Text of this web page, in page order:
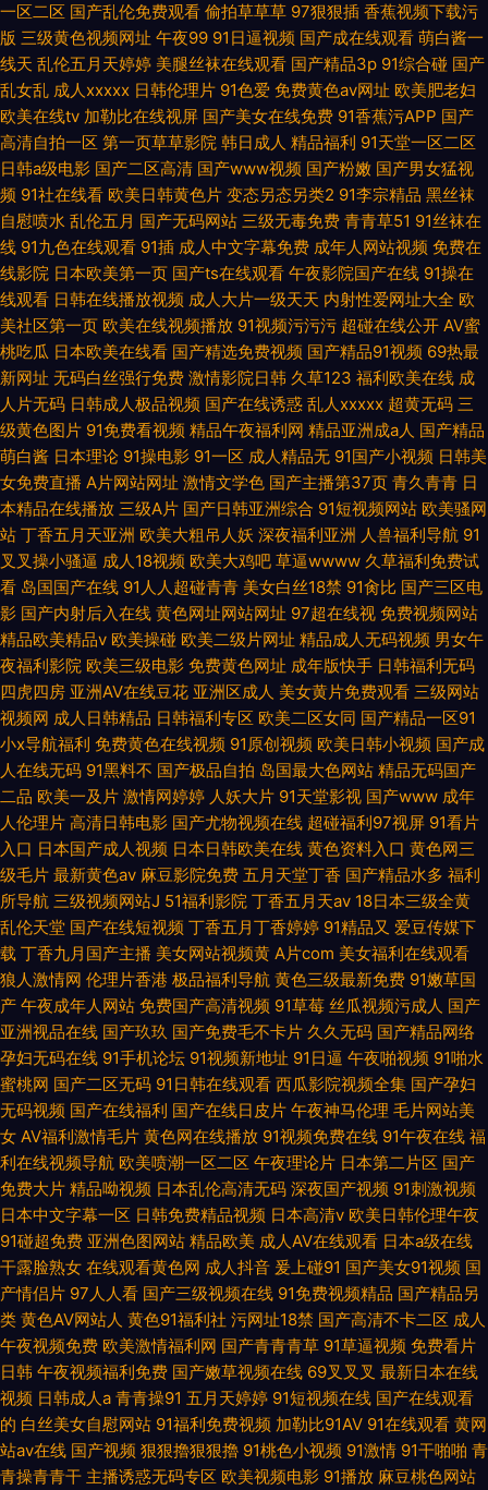
一区二区 国产乱伦免费观看 偷拍草草草 97狠狠插 香蕉视频下载污
版 三级黄色视频网址 午夜99 91日逼视频 国产成在线观看 萌白酱一
线天 乱伦五月天婷婷 美腿丝袜在线观看 国产精品3p 91综合碰 国产
乱女乱 成人xxxxx 日韩伦理片 91色爱 免费黄色av网址 欧美肥老妇
欧美在线tv 加勒比在线视屏 国产美女在线免费 91香蕉污APP 国产
高清自拍一区 第一页草草影院 韩日成人 精品福利 91天堂一区二区
日韩a级电影 国产二区高清 国产www视频 国产粉嫩 国产男女猛视
频 91社在线看 欧美日韩黄色片 变态另态另类2 91李宗精品 黑丝袜
自慰喷水 乱伦五月 国产无码网站 三级无毒免费 青青草51 91丝袜在
线 91九色在线观看 91插 成人中文字幕免费 成年人网站视频 免费在
线影院 日本欧美第一页 国产ts在线观看 午夜影院国产在线 91操在
线观看 日韩在线播放视频 成人大片一级天天 内射性爱网址大全 欧
美社区第一页 欧美在线视频播放 91视频污污污 超碰在线公开 AV蜜
桃吃瓜 日本欧美在线看 国产精选免费视频 国产精品91视频 69热最
新网址 无码白丝强行免费 激情影院日韩 久草123 福利欧美在线 成
人片无码 日韩成人极品视频 国产在线诱惑 乱人xxxxx 超黄无码 三
级黄色图片 91免费看视频 精品午夜福利网 精品亚洲成a人 国产精品
萌白酱 日本理论 91操电影 91一区 成人精品无 91国产小视频 日韩美
女免费直播 A片网站网址 激情文学色 国产主播第37页 青久青青 日
本精品在线播放 三级A片 国产日韩亚洲综合 91短视频网站 欧美骚网
站 丁香五月天亚洲 欧美大粗吊人妖 深夜福利亚洲 人兽福利导航 91
叉叉操小骚逼 成人18视频 欧美大鸡吧 草逼wwww 久草福利免费试
看 岛国国产在线 91人人超碰青青 美女白丝18禁 91肏比 国产三区电
影 国产内射后入在线 黄色网址网站网址 97超在线视 免费视频网站
精品欧美精品v 欧美操碰 欧美二级片网址 精品成人无码视频 男女午
夜福利影院 欧美三级电影 免费黄色网址 成年版快手 日韩福利无码
四虎四房 亚洲AV在线豆花 亚洲区成人 美女黄片免费观看 三级网站
视频网 成人日韩精品 日韩福利专区 欧美二区女同 国产精品一区91
小x导航福利 免费黄色在线视频 91原创视频 欧美日韩小视频 国产成
人在线无码 91黑料不 国产极品自拍 岛国最大色网站 精品无码国产
二品 欧美一及片 激情网婷婷 人妖大片 91天堂影视 国产www 成年
人伦理片 高清日韩电影 国产尤物视频在线 超碰福利97视屏 91看片
入口 日本国产成人视频 日本日韩欧美在线 黄色资料入口 黄色网三
级毛片 最新黄色av 麻豆影院免费 五月天堂丁香 国产精品水多 福利
所导航 三级视频网站J 51福利影院 丁香五月天av 18日本三级全黄
乱伦天堂 国产在线短视频 丁香五月丁香婷婷 91精品又 爱豆传媒下
载 丁香九月国产主播 美女网站视频黄 A片com 美女福利在线观看
狼人激情网 伦理片香港 极品福利导航 黄色三级最新免费 91嫩草国
产 午夜成年人网站 免费国产高清视频 91草莓 丝瓜视频污成人 国产
亚洲视品在线 国产玖玖 国产免费毛不卡片 久久无码 国产精品网络
孕妇无码在线 91手机论坛 91视频新地址 91日逼 午夜啪视频 91啪水
蜜桃网 国产二区无码 91日韩在线观看 西瓜影院视频全集 国产孕妇
无码视频 国产在线福利 国产在线日皮片 午夜神马伦理 毛片网站美
女 AV福利激情毛片 黄色网在线播放 91视频免费在线 91午夜在线 福
利在线视频导航 欧美喷潮一区二区 午夜理论片 日本第二片区 国产
免费大片 精品呦视频 日本乱伦高清无码 深夜国产视频 91刺激视频
日本中文字幕一区 日韩免费精品视频 日本高清v 欧美日韩伦理午夜
91碰超免费 亚洲色图网站 精品欧美 成人AV在线观看 日本a级在线
干露脸熟女 在线观看黄色网 成人抖音 爰上碰91 国产美女91视频 国
产情侣片 97人人看 国产三级视频在线 91免费视频精品 国产精品另
类 黄色AV网站人 黄色91福利社 污网址18禁 国产高清不卡二区 成人
午夜视频免费 欧美激情福利网 国产青青青草 91草逼视频 免费看片
日韩 午夜视频福利免费 国产嫩草视频在线 69叉叉叉 最新日本在线
视频 日韩成人a 青青操91 五月天婷婷 91短视频在线 国产在线观看
的 白丝美女自慰网站 91福利免费视频 加勒比91AV 91在线观看 黄网
站av在线 国产视频 狠狠擼狠狠擼 91桃色小视频 91激情 91干啪啪 青
青操青青干 主播诱惑无码专区 欧美视频电影 91播放 麻豆桃色网站